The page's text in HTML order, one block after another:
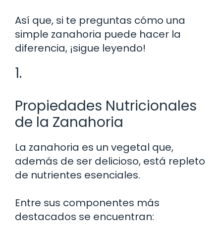
Así que, si te preguntas cómo una
simple zanahoria puede hacer la
diferencia, ¡sigue leyendo!
1.
Propiedades Nutricionales
de la Zanahoria
La zanahoria es un vegetal que,
además de ser delicioso, está repleto
de nutrientes esenciales.
Entre sus componentes más
destacados se encuentran: